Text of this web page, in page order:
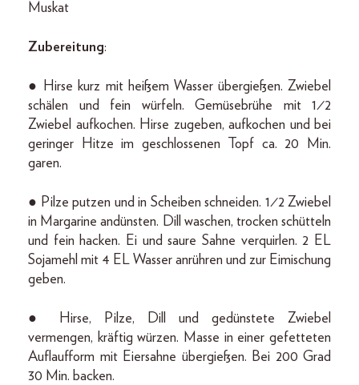
Muskat
Zubereitung:
● Hirse kurz mit heißem Wasser übergießen. Zwiebel
schälen und fein würfeln. Gemüsebrühe mit 1⁄2
Zwiebel aufkochen. Hirse zugeben, aufkochen und bei
geringer Hitze im geschlossenen Topf ca. 20 Min.
garen.
● Pilze putzen und in Scheiben schneiden. 1⁄2 Zwiebel
in Margarine andünsten. Dill waschen, trocken schütteln
und fein hacken. Ei und saure Sahne verquirlen. 2 EL
Sojamehl mit 4 EL Wasser anrühren und zur Eimischung
geben.
● Hirse, Pilze, Dill und gedünstete Zwiebel
vermengen, kräftig würzen. Masse in einer gefetteten
Auflaufform mit Eiersahne übergießen. Bei 200 Grad
30 Min. backen.